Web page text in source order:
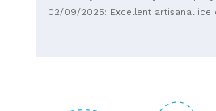
02/09/2025: Excellent artisanal ice